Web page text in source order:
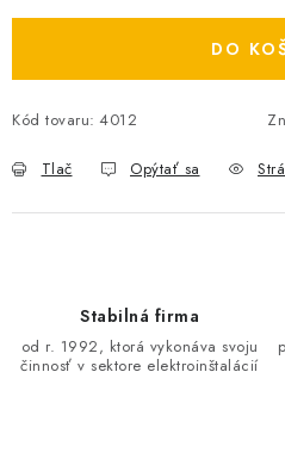
O NÁS
ČINNOSTI
B2B SEKCIA
DO
Kód tovaru: 4012
Tlač Opýtať sa
Stabilná firma
od r. 1992, ktorá vykonáva svoju
činnosť v sektore elektroinštalácií